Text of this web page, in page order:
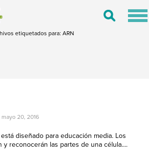
Toggle
etiquetados para: ARN
mayo 20, 2016
diseñado para educación media. Los
y reconocerán las partes de una célula....